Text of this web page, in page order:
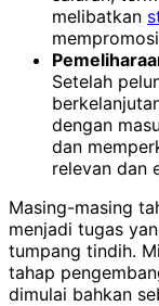
melibatkan
Setelah
dengan
dan
relevan dan
Masing-masing
menjadi tugas
tumpang tindih.
tahap
dimulai bahkan